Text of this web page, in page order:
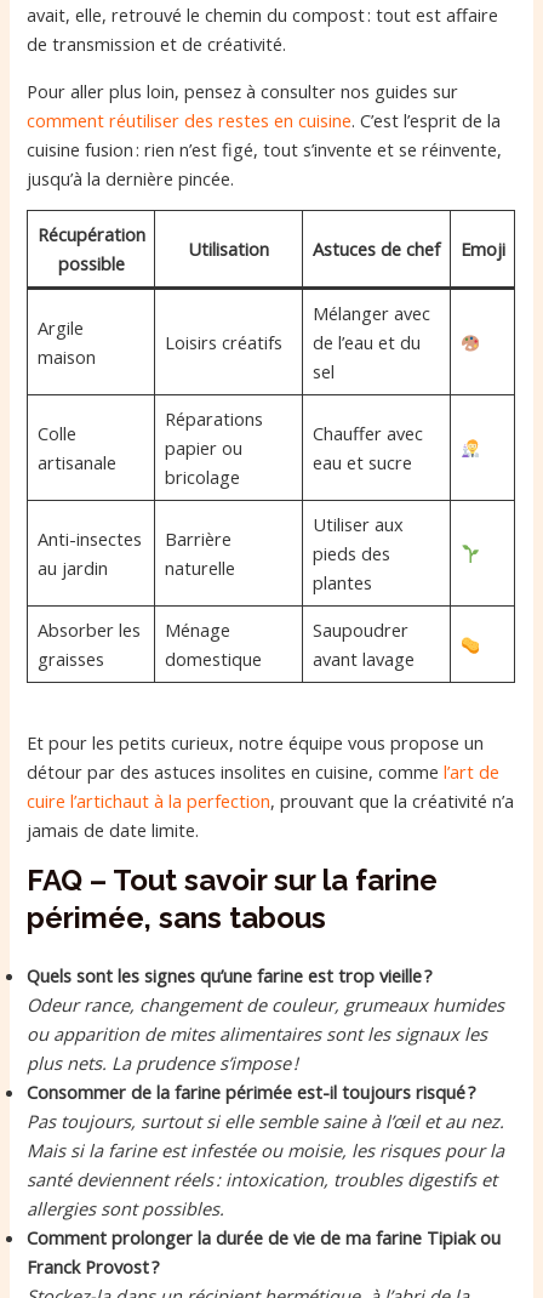
avait, elle, retrouvé le chemin du compost : tout est affaire
de transmission et de créativité.
Pour aller plus loin, pensez à consulter nos guides sur
comment réutiliser des restes en cuisine. C’est l’esprit de la
cuisine fusion : rien n’est figé, tout s’invente et se réinvente,
jusqu’à la dernière pincée.
Récupération
possible
Utilisation Astuces de chef Emoji
Argile
maison
Loisirs créatifs
Mélanger avec
de l’eau et du
sel
Colle
artisanale
Réparations
papier ou
bricolage
Chauffer avec
eau et sucre
Anti-insectes
au jardin
Barrière
naturelle
Utiliser aux
pieds des
plantes
Absorber les
graisses
Ménage
domestique
Saupoudrer
avant lavage
Et pour les petits curieux, notre équipe vous propose un
détour par des astuces insolites en cuisine, commel’art de
cuire l’artichaut à la perfection, prouvant que la créativité n’a
jamais de date limite.
FAQ – Tout savoir sur la farine
périmée, sans tabous
Quels sont les signes qu’une farine est trop vieille ?
Odeur rance, changement de couleur, grumeaux humides
ou apparition de mites alimentaires sont les signaux les
plus nets. La prudence s’impose !
Consommer de la farine périmée est-il toujours risqué ?
Pas toujours, surtout si elle semble saine à l’œil et au nez.
Mais si la farine est infestée ou moisie, les risques pour la
santé deviennent réels : intoxication, troubles digestifs et
allergies sont possibles.
Comment prolonger la durée de vie de ma farine Tipiak ou
Franck Provost ?